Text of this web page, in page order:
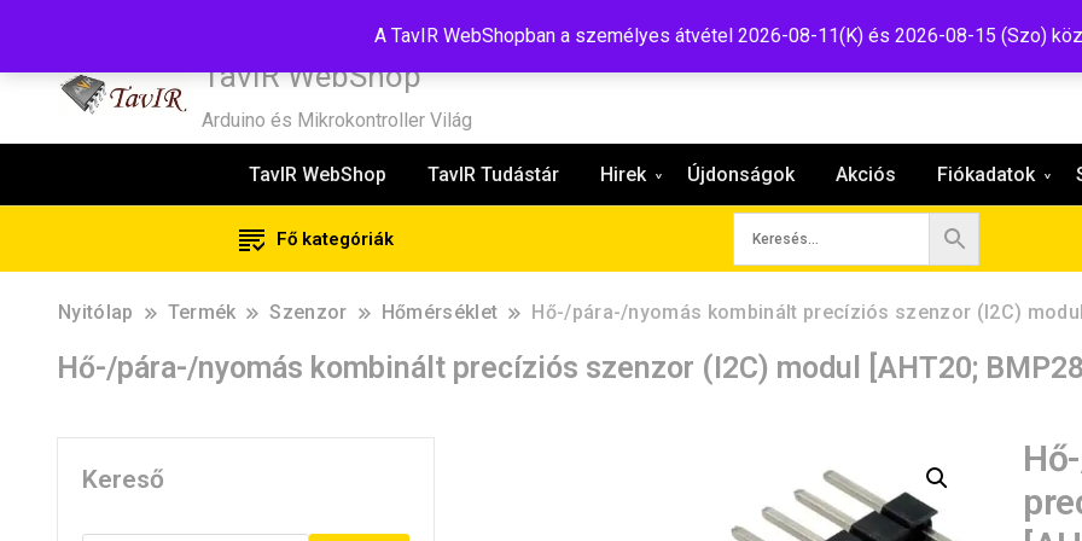
A TavIR WebShopban a személyes átvétel 2026-08-11(K) és 2026-08-15 (Szo)
TavIR WebShop
Arduino és Mikrokontroller Világ
TavIR WebShop TavIR Tudástár Hirek Újdonságok Akciós Fiókadatok
Fő kategóriák
Nyitólap Termék Szenzor Hőmérséklet Hő-/pára-/nyomás kombinált precíziós szenzor (I2C)
Hő-/pára-/nyomás kombinált precíziós szenzor (I2C) modul [AHT20;
Kereső